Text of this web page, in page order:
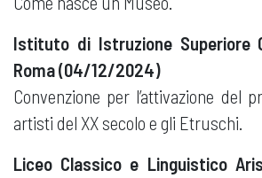
Istituto di Istruzione Superiore
Roma (04/12/2024)
Convenzione per l’attivazione del
artisti del XX secolo e gli Etruschi.
Liceo Classico e Linguistico